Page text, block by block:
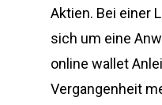
Aktien. Bei einer
sich um eine
online wallet
Vergangenheit